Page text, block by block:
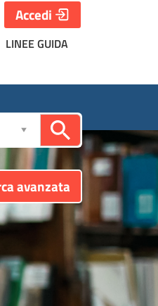
LINEE GUIDA
Accedi
avanzata